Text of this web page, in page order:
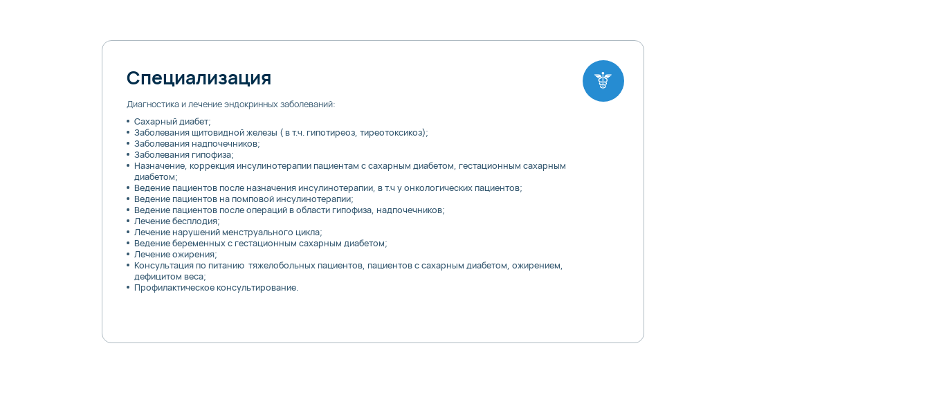
Специализация
Диагностика и лечение эндокринных заболеваний:
Сахарный диабет;
Заболевания щитовидной железы ( в т.ч. гипотиреоз, тиреотоксикоз);
Заболевания надпочечников;
Заболевания гипофиза;
Назначение, коррекция инсулинотерапии пациентам с сахарным диабетом, гестационным сахарным
диабетом;
Ведение пациентов после назначения инсулинотерапии, в т.ч у онкологических пациентов;
Ведение пациентов на помповой инсулинотерапии;
Ведение пациентов после операций в области гипофиза, надпочечников;
Лечение бесплодия;
Лечение нарушений менструального цикла;
Ведение беременных с гестационным сахарным диабетом;
Лечение ожирения;
Консультация по питанию тяжелобольных пациентов, пациентов с сахарным диабетом, ожирением,
дефицитом веса;
Профилактическое консультирование.